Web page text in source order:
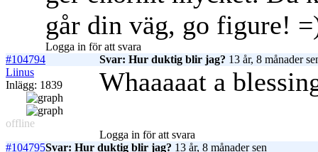
går din väg, go figure!
Logga in för att svara
#104794
Svar: Hur duktig blir jag? 13 år, 8 månader
Liinus
Inlägg: 1839
offline
Whaaaaat a
Logga in för att svara
#104795Svar: Hur duktig blir jag? 13 år, 8 månader sen